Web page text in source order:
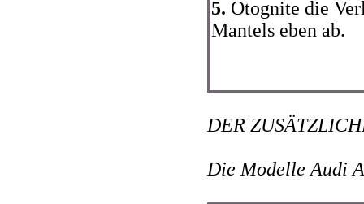
5. Otognite die
Mantels eben ab.
DER
Die Modelle Audi